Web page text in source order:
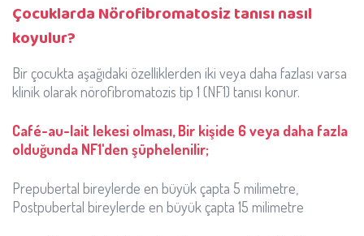
Çocuklarda Nörofibromatosiz tanısı nasıl
koyulur?
Bir çocukta aşağıdaki özelliklerden iki veya daha fazlası varsa
klinik olarak nörofibromatozis tip 1 (NF1) tanısı konur.
Café-au-lait lekesi olması, Bir kişide 6 veya daha fazla
olduğunda NF1'den şüphelenilir;
Prepubertal bireylerde en büyük çapta 5 milimetre,
Postpubertal bireylerde en büyük çapta 15 milimetre